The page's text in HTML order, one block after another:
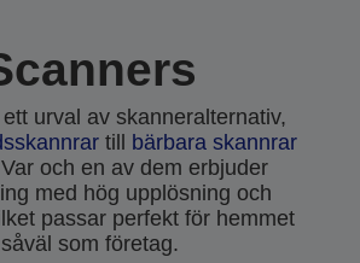
urval av skanneralternativ,
till
bärbara skannrar
och en av dem erbjuder
med hög upplösning och
passar perfekt för hemmet
såväl som företag.